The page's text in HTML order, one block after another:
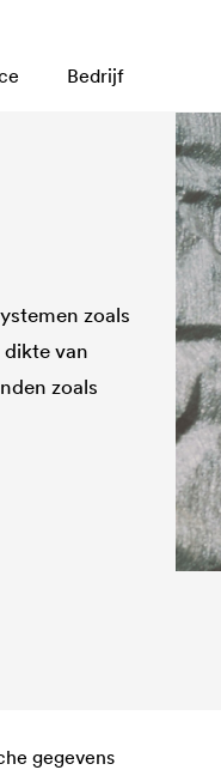
Bedrijf
zoals
van
zoals
gegevens